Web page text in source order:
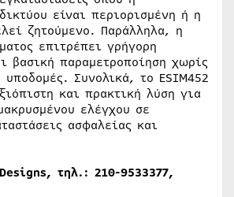
είναι περιορισμένη ή η
ζητούμενο. Παράλληλα, η
επιτρέπει γρήγορη
βασική παραμετροποίηση χωρίς
υποδομές. Συνολικά, το ESIM452
και πρακτική λύση για
ελέγχου σε
ασφαλείας και
τηλ.: 210-9533377,